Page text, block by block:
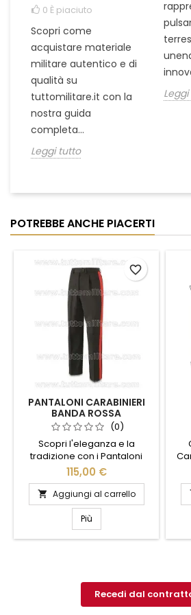
0 È piaciuto
Scopri come
acquistare materiale
militare autentico e di
qualità su
tuttomilitare.it con la
nostra guida
completa...
Leggi tutto
POTREBBE ANCHE PIACERTI
PANTALONI CARABINIERI
BANDA ROSSA
(0)
Scopri l'eleganza e la
tradizione con i Pantaloni
Carabinieri Banda Rossa.
Realizzati con materiali di alta
qualità, questi pantaloni
offrono un comfort
eccezionale e una vestibilità
impeccabile. La caratteristica
banda rossa laterale
per chi cerca uno stile
classico e autorevole. Ideali
per...
115,00 €
 Aggiungi al carrello
Più
favorite_border
e
chi
Recedi dal